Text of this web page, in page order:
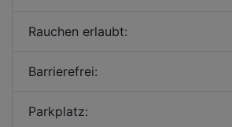
Rauchen erlaubt:
Barrierefrei:
Parkplatz: